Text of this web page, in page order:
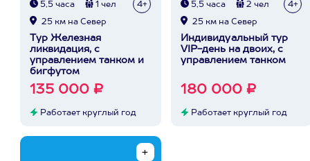
5,5 часа 1 чел 4+
25 км на Север
Тур Железная
ликвидация, с
управлением танком и
бигфутом
135 000 ₽
Работает круглый год
5,5 часа 2 чел 4+
25 км на Север
Индивидуальный тур
VIP-день на двоих, с
управлением танком
180 000 ₽
Работает круглый год